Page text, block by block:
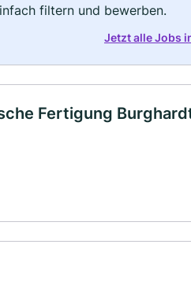
filtern und bewerben.
Jetzt alle Jobs
Fertigung